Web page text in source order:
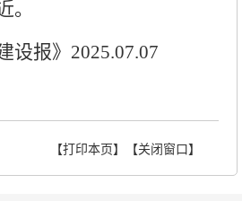
。
设报》2025.07.07
【打印本页】 【关闭窗口】